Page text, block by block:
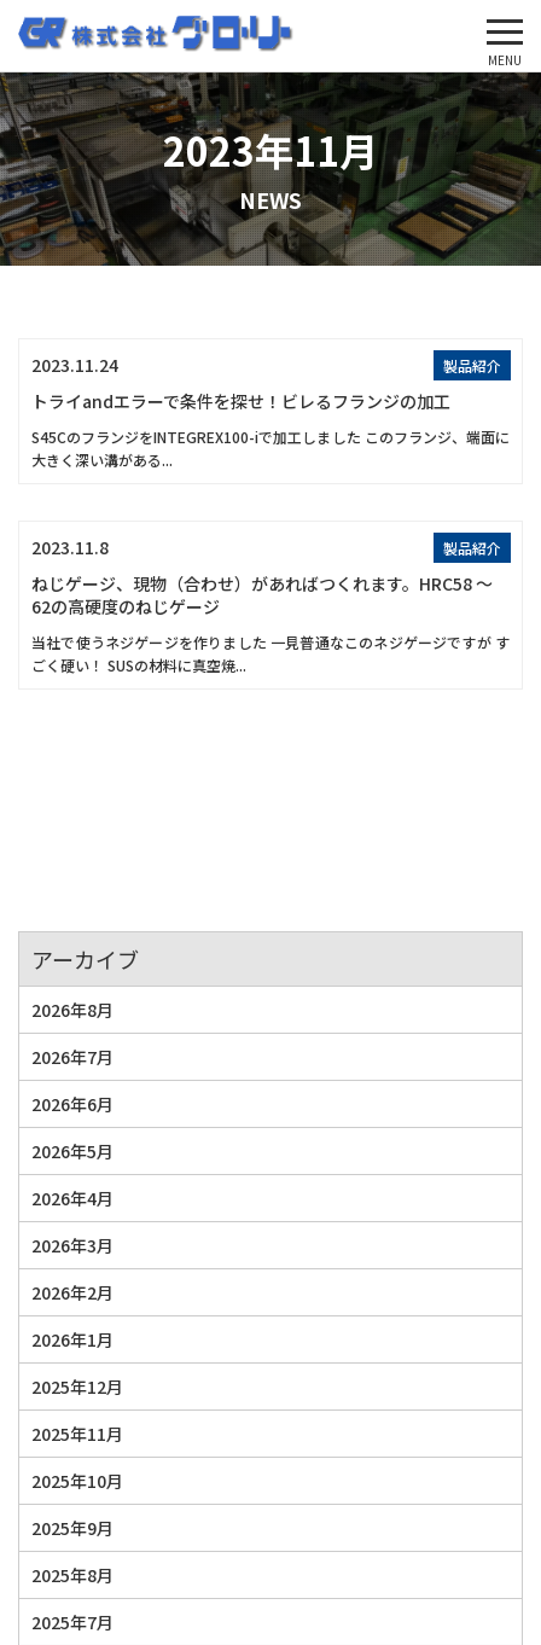
'Skip'
MENU
2023年11月
NEWS
製品紹介
2023.11.24
トライandエラーで条件を探せ！ビレるフランジの加工
S45CのフランジをINTEGREX100-iで加工しました このフランジ、端面に
大きく深い溝がある...
製品紹介
2023.11.8
ねじゲージ、現物（合わせ）があればつくれます。HRC58 ～
62の高硬度のねじゲージ
当社で使うネジゲージを作りました 一見普通なこのネジゲージですが す
ごく硬い！ SUSの材料に真空焼...
アーカイブ
2026年8月
2026年7月
2026年6月
2026年5月
2026年4月
2026年3月
2026年2月
2026年1月
2025年12月
2025年11月
2025年10月
2025年9月
2025年8月
2025年7月